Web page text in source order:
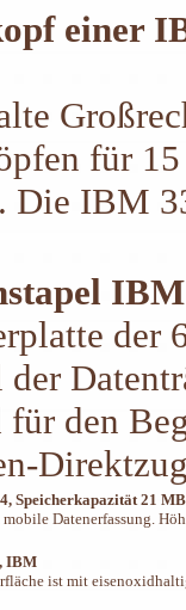
einer
für
Die IBM
der
für den
Speicherkapazität 21 MB
mobile Datenerfassung.
IBM
ist mit